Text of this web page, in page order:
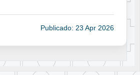
Publicado: 23 Apr 2026